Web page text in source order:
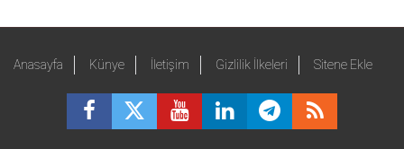
Anasayfa Künye İletişim Gizlilik İlkeleri Sitene Ekle